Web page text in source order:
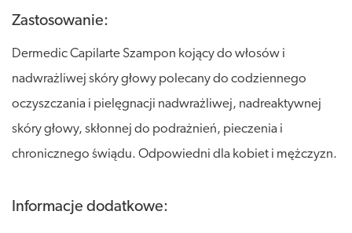
Zastosowanie:
Dermedic Capilarte Szampon kojący do włosów i
nadwrażliwej skóry głowy polecany do codziennego
oczyszczania i pielęgnacji nadwrażliwej, nadreaktywnej
skóry głowy, skłonnej do podrażnień, pieczenia i
chronicznego świądu. Odpowiedni dla kobiet i mężczyzn.
Informacje dodatkowe: